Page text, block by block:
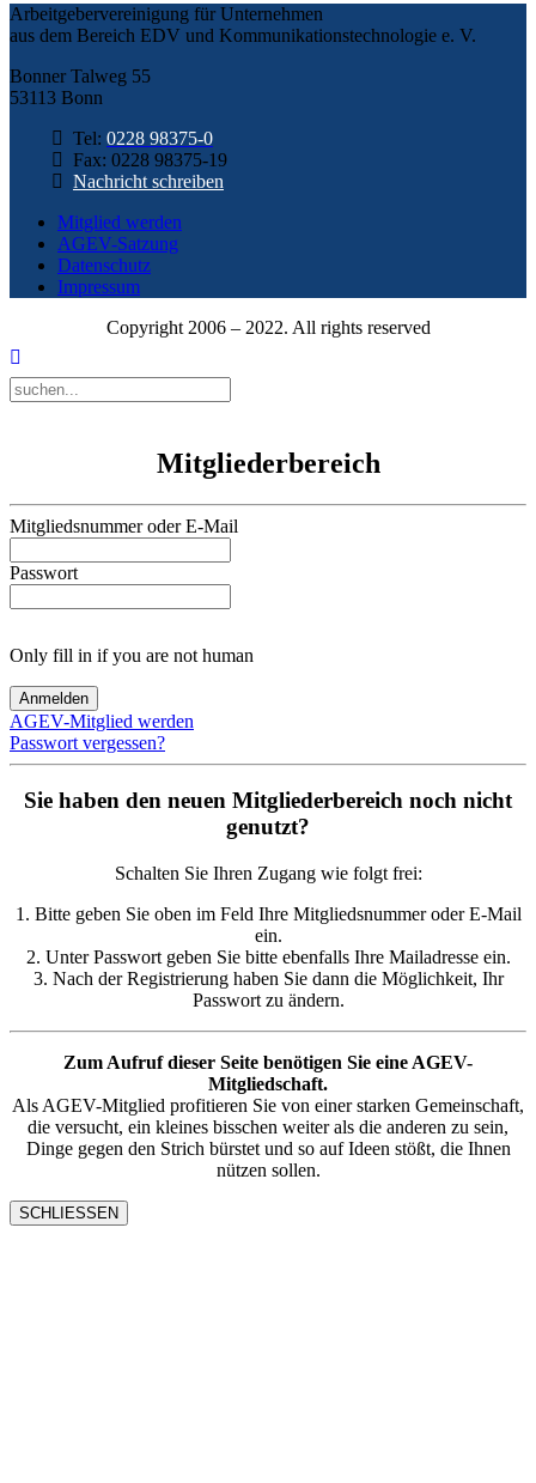
Arbeitgebervereinigung für Unternehmen
aus dem Bereich EDV und Kommunikationstechnologie e. V.
Bonner Talweg 55
53113 Bonn
Tel: 0228 98375-0
Fax: 0228 98375-19
Nachricht schreiben
Mitglied werden
AGEV-Satzung
Datenschutz
Impressum
Copyright 2006 – 2022. All rights reserved
Mitgliederbereich
Mitgliedsnummer oder E-Mail
Passwort
Only fill in if you are not human
AGEV-Mitglied werden
Passwort vergessen?
Sie haben den neuen Mitgliederbereich noch nicht
genutzt?
Schalten Sie Ihren Zugang wie folgt frei:
1. Bitte geben Sie oben im Feld Ihre Mitgliedsnummer oder E-Mail
ein.
2. Unter Passwort geben Sie bitte ebenfalls Ihre Mailadresse ein.
3. Nach der Registrierung haben Sie dann die Möglichkeit, Ihr
Passwort zu ändern.
Zum Aufruf dieser Seite benötigen Sie eine AGEV-
Mitgliedschaft.
Als AGEV-Mitglied profitieren Sie von einer starken Gemeinschaft,
die versucht, ein kleines bisschen weiter als die anderen zu sein,
Dinge gegen den Strich bürstet und so auf Ideen stößt, die Ihnen
nützen sollen.
SCHLIESSEN